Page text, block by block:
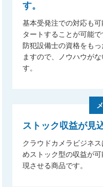
す。
基本受発注での対応も
タートすることが可能で
防犯設備士の資格をも
ますので、ノウハウが
す。
ストック収益が見
クラウドカメラビジネ
めストック型の収益が
現させる商品です。